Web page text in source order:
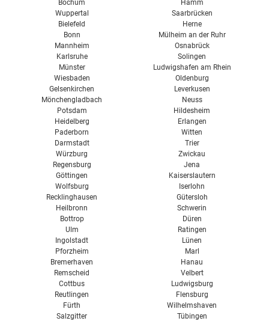
Bochum
Wuppertal
Bielefeld
Bonn
Mannheim
Karlsruhe
Münster
Wiesbaden
Gelsenkirchen
Mönchengladbach
Hamm
Saarbrücken
Herne
Mülheim an der Ruhr
Osnabrück
Solingen
Ludwigshafen am Rhein
Oldenburg
Leverkusen
Neuss
Potsdam
Heidelberg
Paderborn
Darmstadt
Würzburg
Regensburg
Göttingen
Wolfsburg
Recklinghausen
Heilbronn
Bottrop
Ulm
Ingolstadt
Pforzheim
Bremerhaven
Remscheid
Cottbus
Reutlingen
Fürth
Salzgitter
Hildesheim
Erlangen
Witten
Trier
Zwickau
Jena
Kaiserslautern
Iserlohn
Gütersloh
Schwerin
Düren
Ratingen
Lünen
Marl
Hanau
Velbert
Ludwigsburg
Flensburg
Wilhelmshaven
Tübingen